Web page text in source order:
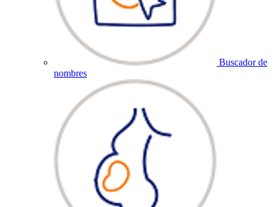
Buscador de
nombres